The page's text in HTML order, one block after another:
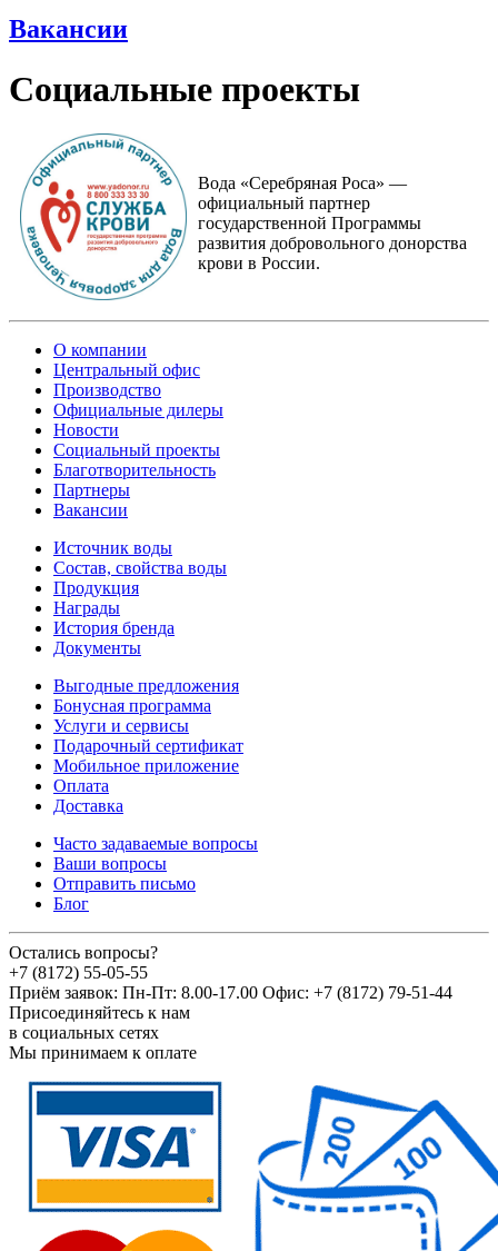
Вакансии
Социальные проекты
Вода «Серебряная Роса» —
официальный партнер
государственной Программы
развития добровольного донорства
крови в России.
О компании
Центральный офис
Производство
Официальные дилеры
Новости
Социальный проекты
Благотворительность
Партнеры
Вакансии
Источник воды
Состав, свойства воды
Продукция
Награды
История бренда
Документы
Выгодные предложения
Бонусная программа
Услуги и сервисы
Подарочный сертификат
Мобильное приложение
Оплата
Доставка
Часто задаваемые вопросы
Ваши вопросы
Отправить письмо
Блог
Остались вопросы?
+7 (8172) 55-05-55
Приём заявок: Пн-Пт: 8.00-17.00 Офис: +7 (8172) 79-51-44
Присоединяйтесь к нам
в социальных сетях
Мы принимаем к оплате